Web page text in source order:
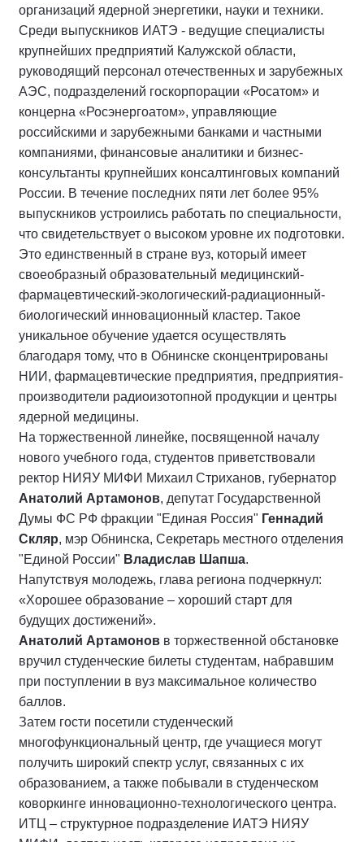
организаций ядерной энергетики, науки и техники.
Среди выпускников ИАТЭ - ведущие специалисты
крупнейших предприятий Калужской области,
руководящий персонал отечественных и зарубежных
АЭС, подразделений госкорпорации «Росатом» и
концерна «Росэнергоатом», управляющие
российскими и зарубежными банками и частными
компаниями, финансовые аналитики и бизнес-
консультанты крупнейших консалтинговых компаний
России. В течение последних пяти лет более 95%
выпускников устроились работать по специальности,
что свидетельствует о высоком уровне их подготовки.
Это единственный в стране вуз, который имеет
своеобразный образовательный медицинский-
фармацевтический-экологический-радиационный-
биологический инновационный кластер. Такое
уникальное обучение удается осуществлять
благодаря тому, что в Обнинске сконцентрированы
НИИ, фармацевтические предприятия, предприятия-
производители радиоизотопной продукции и центры
ядерной медицины.
На торжественной линейке, посвященной началу
нового учебного года, студентов приветствовали
ректор НИЯУ МИФИ Михаил Стриханов, губернатор
Анатолий Артамонов, депутат Государственной
Думы ФС РФ фракции "Единая Россия" Геннадий
Скляр, мэр Обнинска, Секретарь местного отделения
"Единой России" Владислав Шапша.
Напутствуя молодежь, глава региона подчеркнул:
«Хорошее образование – хороший старт для
будущих достижений».
Анатолий Артамонов в торжественной обстановке
вручил студенческие билеты студентам, набравшим
при поступлении в вуз максимальное количество
баллов.
Затем гости посетили студенческий
многофункциональный центр, где учащиеся могут
получить широкий спектр услуг, связанных с их
образованием, а также побывали в студенческом
коворкинге инновационно-технологического центра.
ИТЦ – структурное подразделение ИАТЭ НИЯУ